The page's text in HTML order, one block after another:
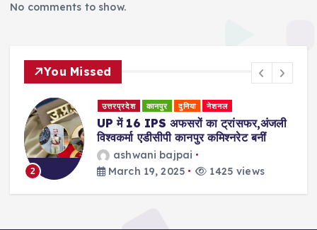
No comments to show.
You Missed
2
उत्तरप्रदेश कानपुर दुनिया नेशनल
UP में 16 IPS अफसरों का ट्रांसफर,अंजली
विश्वकर्मा एडीसीपी कानपुर कमिश्नरेट बनीं
ashwani bajpai
March 19, 2025
1425 views